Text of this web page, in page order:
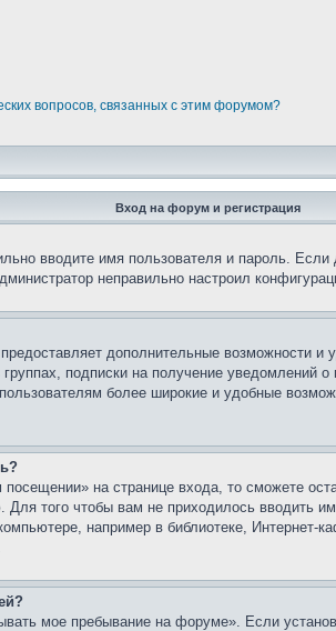
вопросов, связанных с этим форумом?
Вход на форум и регистрация
вводите имя пользователя и пароль.
неправильно настроил
дополнительные возможности
подписки на получение
более широкие и удобные
на странице входа, то сможете
Для того чтобы вам не приходилось
например в библиотеке, Интернет-
мое пребывание на форуме». Если